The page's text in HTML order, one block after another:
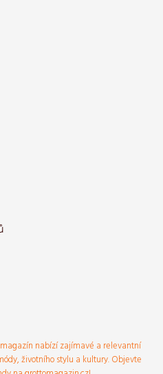
nabízí zajímavé a relevantní
životního stylu a kultury. Objevte